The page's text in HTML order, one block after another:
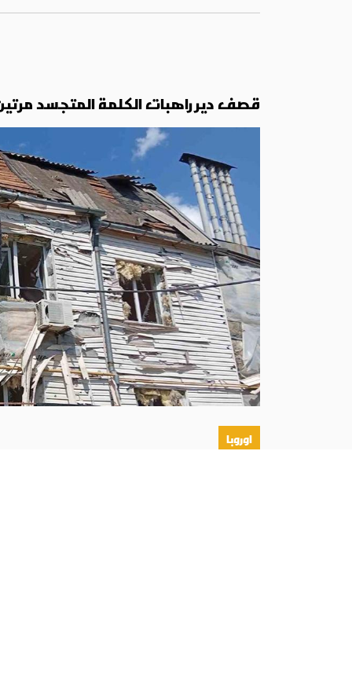
قصف دير راهبات الكلمة المتجسد
اوروبا